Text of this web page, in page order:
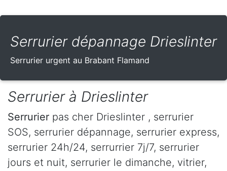
Serrurier dépannage Drieslinter
Serrurier urgent au Brabant Flamand
Serrurier à Drieslinter
Serrurier pas cher Drieslinter , serrurier
SOS, serrurier dépannage, serrurier express,
serrurier 24h/24, serrurrier 7j/7, serrurier
jours et nuit, serrurier le dimanche, vitrier,